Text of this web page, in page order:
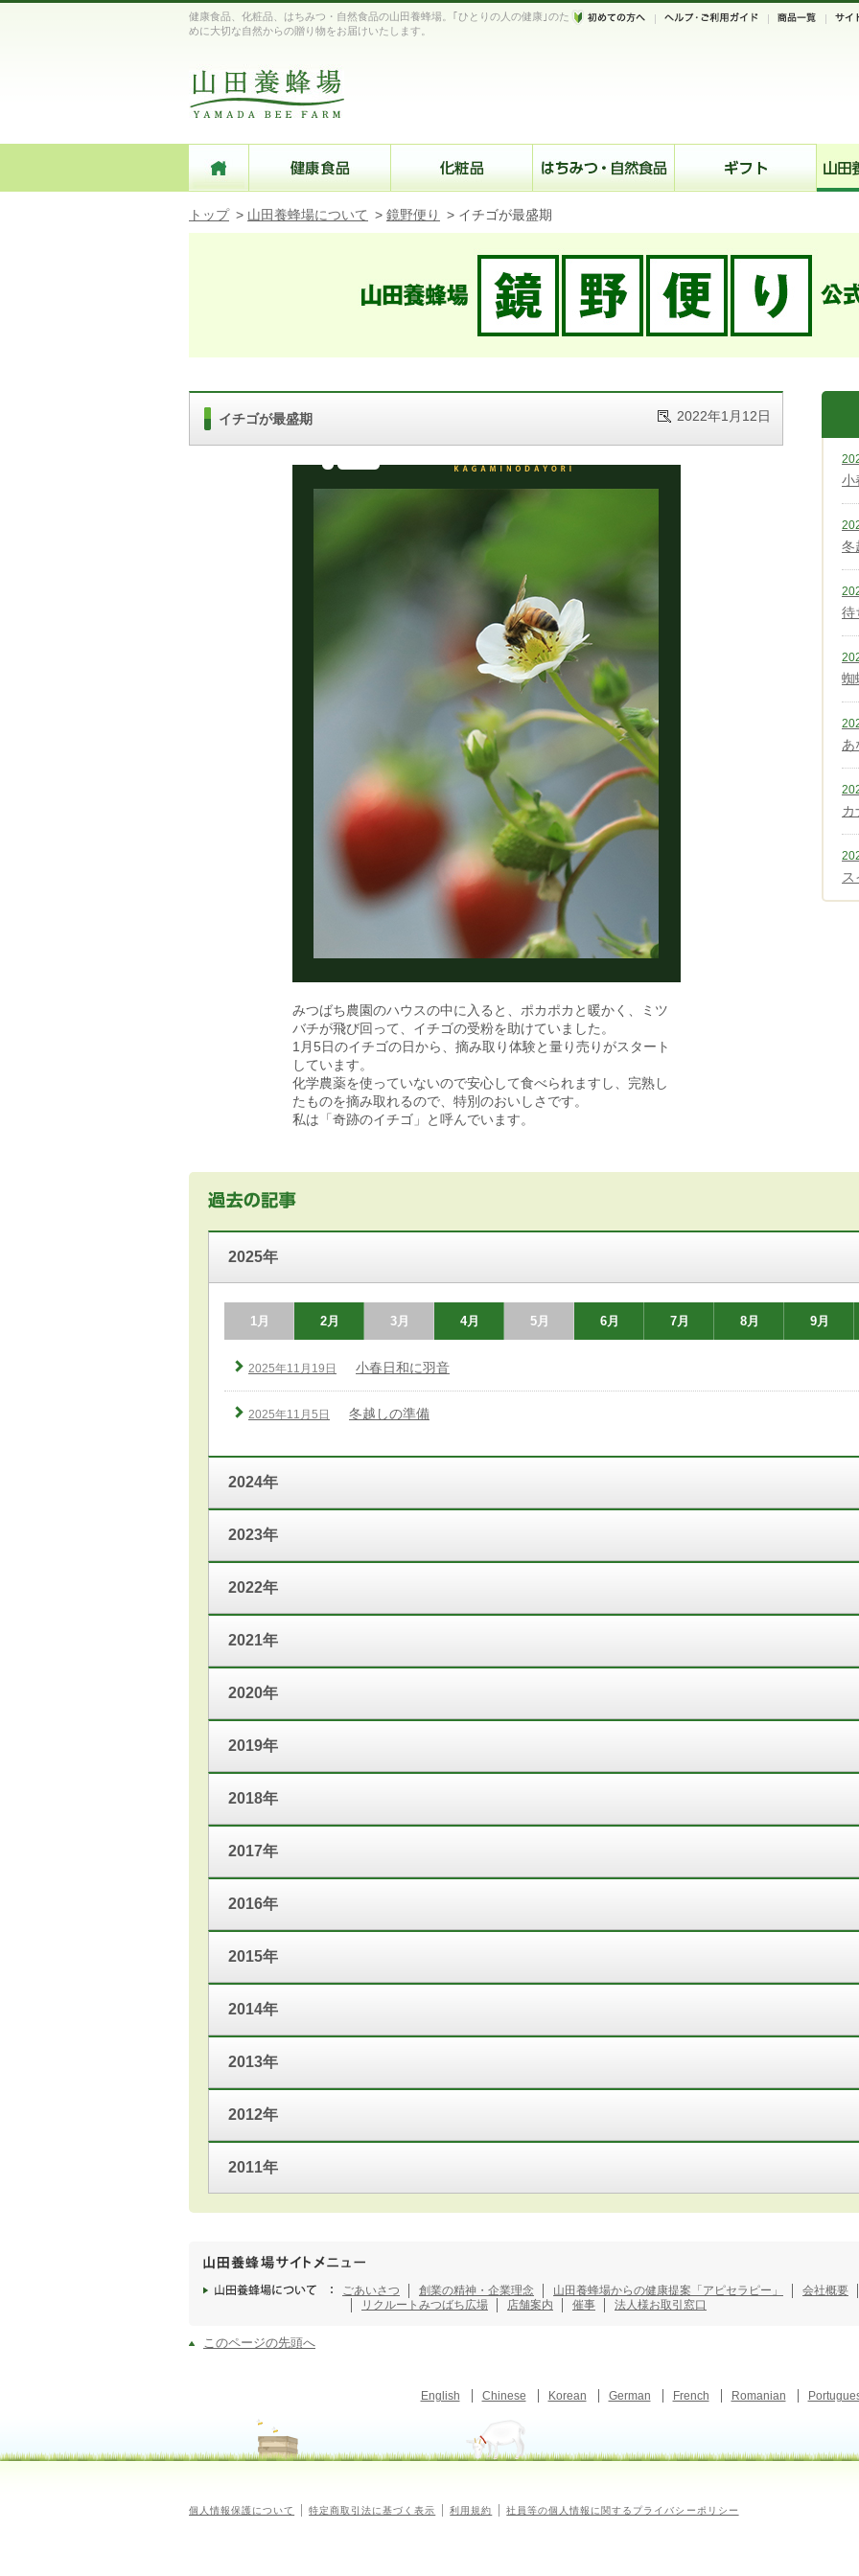
健康食品、化粧品、はちみつ・自然食品の山田養蜂場。｢ひとりの人の健康｣のた
めに大切な自然からの贈り物をお届けいたします。
トップ > 山田養蜂場について > 鏡野便り > イチゴが最盛期
イチゴが最盛期 2022年1月12日
みつばち農園のハウスの中に入ると、ポカポカと暖かく、ミツ
バチが飛び回って、イチゴの受粉を助けていました。
1月5日のイチゴの日から、摘み取り体験と量り売りがスタート
しています。
化学農薬を使っていないので安心して食べられますし、完熟し
たものを摘み取れるので、特別のおいしさです。
私は「奇跡のイチゴ」と呼んでいます。
小
冬
待
蜘
あ
カ
2025年
1月 2月 3月 4月 5月 6月 7月 8月 9月
2025年11月19日 小春日和に羽音
2025年11月5日 冬越しの準備
2024年
2023年
2022年
2021年
2020年
2019年
2018年
2017年
2016年
2015年
2014年
2013年
2012年
2011年
ごあいさつ 創業の精神・企業理念 山田養蜂場からの健康提案「アピセラピー」 会社概要
リクルート みつばち広場 店舗案内 催事 法人様お取引窓口
このページの先頭へ
English Chinese Korean German French Romanian
個人情報保護について 特定商取引法に基づく表示 利用規約 社員等の個人情報に関するプライバシーポリシー